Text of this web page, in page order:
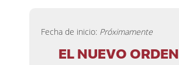
Fecha de inicio: Próximamente
EL NUEVO ORDEN